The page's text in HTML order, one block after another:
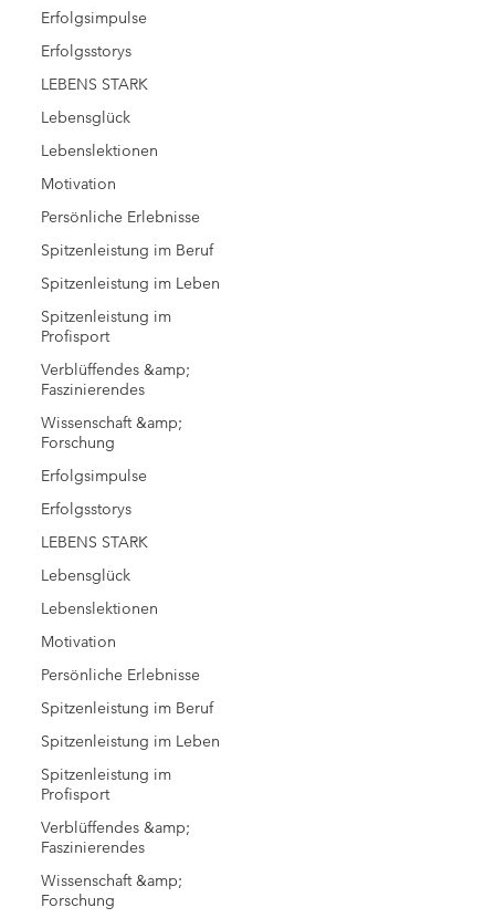
Erfolgsimpulse
Erfolgsstorys
LEBENS STARK
Lebensglück
Lebenslektionen
Motivation
Persönliche Erlebnisse
Spitzenleistung im Beruf
Spitzenleistung im Leben
Spitzenleistung im
Profisport
Verblüffendes &amp;
Faszinierendes
Wissenschaft &amp;
Forschung
Erfolgsimpulse
Erfolgsstorys
LEBENS STARK
Lebensglück
Lebenslektionen
Motivation
Persönliche Erlebnisse
Spitzenleistung im Beruf
Spitzenleistung im Leben
Spitzenleistung im
Profisport
Verblüffendes &amp;
Faszinierendes
Wissenschaft &amp;
Forschung